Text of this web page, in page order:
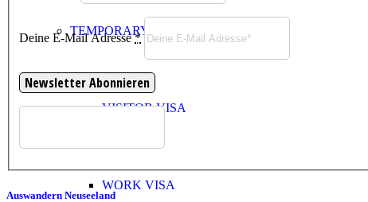
TEMPORARY VISA
VISITOR VISA
WORK VISA
Deine E-Mail Adresse*
Auswandern Neuseeland